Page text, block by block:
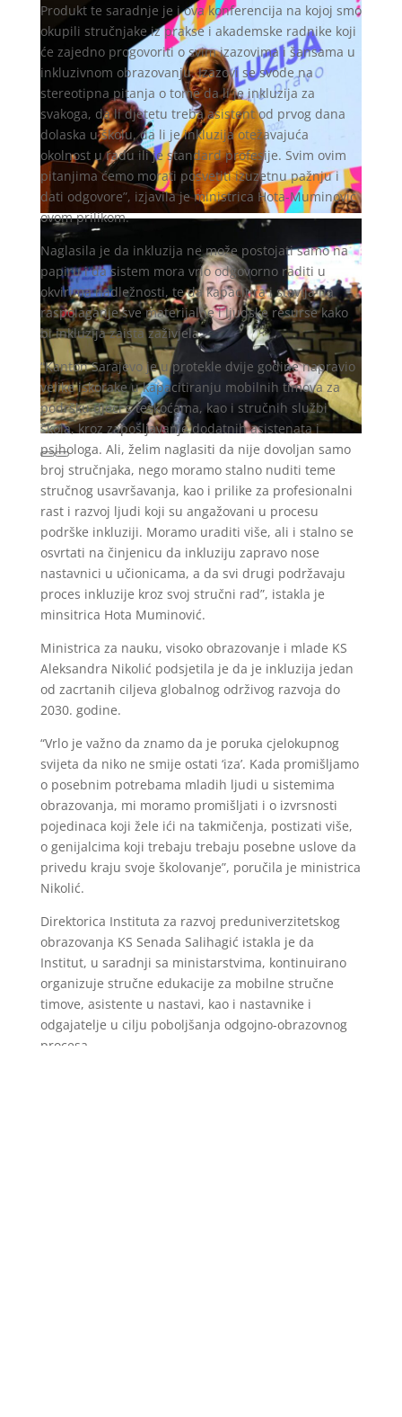
Produkt te saradnje je i ova konferencija na kojoj smo
okupili stručnjake iz prakse i akademske radnike koji
će zajedno progovoriti o svim izazovima i šansama u
inkluzivnom obrazovanju. Izazovi se svode na
stereotipna pitanja o tome da li je inkluzija za
svakoga, da li djetetu treba asistent od prvog dana
dolaska u školu, da li je inkluzija otežavajuća
okolnost u radu ili je standard profesije. Svim ovim
pitanjima ćemo morati posvetiti izuzetnu pažnju i
dati odgovore”, izjavila je ministrica Hota-Muminović
ovom prilikom.
Naglasila je da inkluzija ne može postojati samo na
papiru i da sistem mora vrlo odgovorno raditi u
okvirima nadležnosti, te da kapacitira i stavlja na
raspolaganje sve materijalne i ljudske resurse kako
bi inkluzija zaista zaživjela.
“Kanton Sarajevo je u protekle dvije godine napravio
velike iskorake u kapacitiranju mobilnih timova za
podršku djeci s teškoćama, kao i stručnih službi
škola, kroz zapošljavanje dodatnih asistenata i
psihologa. Ali, želim naglasiti da nije dovoljan samo
broj stručnjaka, nego moramo stalno nuditi teme
stručnog usavršavanja, kao i prilike za profesionalni
rast i razvoj ljudi koji su angažovani u procesu
podrške inkluziji. Moramo uraditi više, ali i stalno se
osvrtati na činjenicu da inkluziju zapravo nose
nastavnici u učionicama, a da svi drugi podržavaju
proces inkluzije kroz svoj stručni rad”, istakla je
minsitrica Hota Muminović.
Ministrica za nauku, visoko obrazovanje i mlade KS
Aleksandra Nikolić podsjetila je da je inkluzija jedan
od zacrtanih ciljeva globalnog održivog razvoja do
2030. godine.
“Vrlo je važno da znamo da je poruka cjelokupnog
svijeta da niko ne smije ostati ‘iza’. Kada promišljamo
o posebnim potrebama mladih ljudi u sistemima
obrazovanja, mi moramo promišljati i o izvrsnosti
pojedinaca koji žele ići na takmičenja, postizati više,
o genijalcima koji trebaju trebaju posebne uslove da
privedu kraju svoje školovanje”, poručila je ministrica
Nikolić.
Direktorica Instituta za razvoj preduniverzitetskog
obrazovanja KS Senada Salihagić istakla je da
Institut, u saradnji sa ministarstvima, kontinuirano
organizuje stručne edukacije za mobilne stručne
timove, asistente u nastavi, kao i nastavnike i
odgajatelje u cilju poboljšanja odgojno-obrazovnog
procesa.